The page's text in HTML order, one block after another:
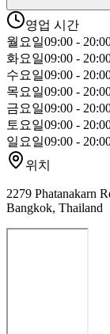
영업 시간
월요일09:00 -
화요일09:00 -
수요일09:00 -
목요일09:00 -
금요일09:00 -
토요일09:00 -
일요일09:00 -
위치
2279 Phatanakarn
Bangkok, Thailand